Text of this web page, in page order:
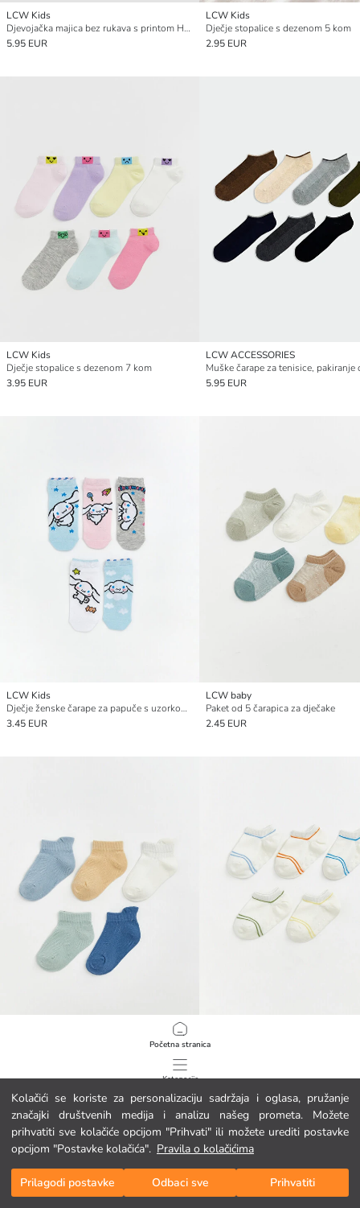
Kolačići se koriste za personalizaciju sadržaja i oglasa, pružanje
značajki društvenih medija i analizu našeg prometa. Možete
prihvatiti sve kolačiće opcijom "Prihvati" ili možete urediti postavke
opcijom "Postavke kolačića". Pravila o kolačićima
Prilagodi postavke Odbaci sve Prihvatiti
Početna stranica
Kategorije
Moja košarica
LCW Kids
Djevojačka majica bez rukava s printom Hello Kitty (pakiranje od 2)
5.95 EUR
LCW Kids
Dječje stopalice s dezenom 5 kom
2.95 EUR
LCW Kids
Dječje stopalice s dezenom 7 kom
3.95 EUR
LCW ACCESSORIES
5.95 EUR
LCW Kids
Dječje ženske čarape za papuče s uzorkom Cinnamoroll (5 kom)
3.45 EUR
LCW baby
Paket od 5 čarapica za dječake
2.45 EUR
Bebine dječačke čarape za tenisice, pakiranje od 5 komada
Dječje prugaste čarapice 5 kom